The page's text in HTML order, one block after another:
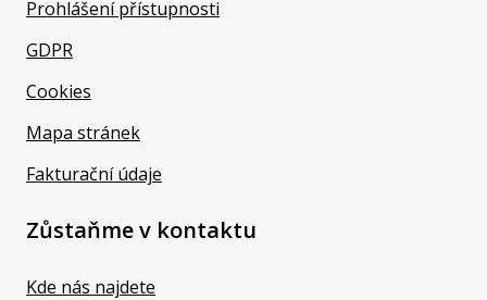
Prohlášení přístupnosti
GDPR
Cookies
Mapa stránek
Fakturační údaje
Zůstaňme v kontaktu
Kde nás najdete